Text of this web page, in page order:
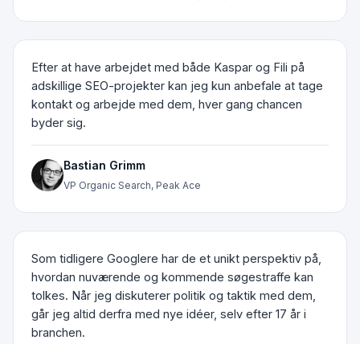
Efter at have arbejdet med både Kaspar og Fili på
adskillige SEO-projekter kan jeg kun anbefale at tage
kontakt og arbejde med dem, hver gang chancen
byder sig.
Bastian Grimm
VP Organic Search, Peak Ace
Som tidligere Googlere har de et unikt perspektiv på,
hvordan nuværende og kommende søgestraffe kan
tolkes. Når jeg diskuterer politik og taktik med dem,
går jeg altid derfra med nye idéer, selv efter 17 år i
branchen.